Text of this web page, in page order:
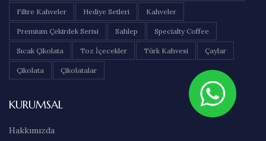
Filtre Kahveler Hediye Setleri Kahveler
Premium Çekirdek Serisi Sahlep Specialty Coffee
Sıcak Çikolata Toz İçecekler Türk Kahvesi Çaylar
Çikolata Çikolatalar
KURUMSAL
Hakkımızda